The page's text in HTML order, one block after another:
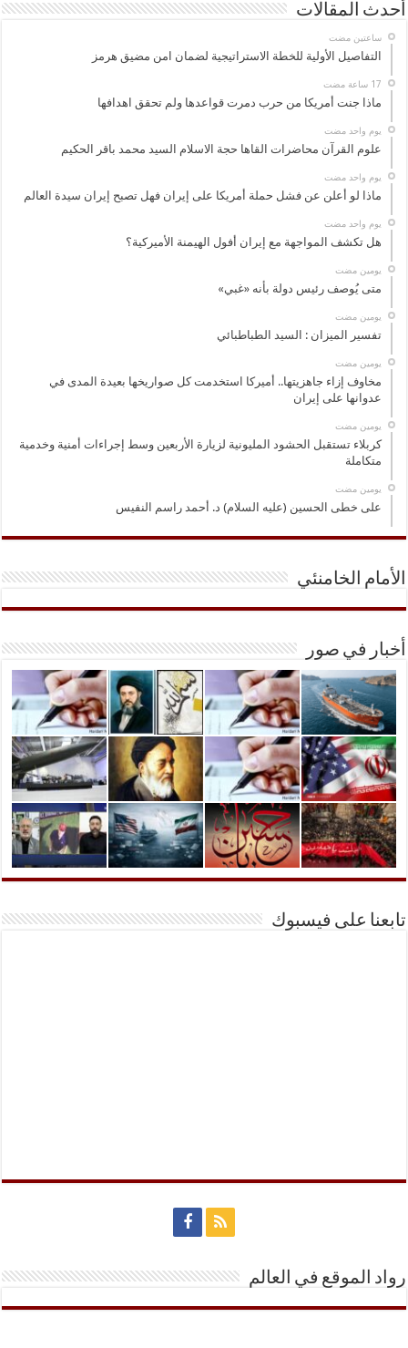
أحدث المقالات
‏ساعتين مضت
التفاصيل الأولية للخطة الاستراتيجية لضمان امن مضيق هرمز
ماذا جنت أمريكا من حرب دمرت قواعدها ولم تحقق اهدافها
‏يوم واحد مضت
علوم القرآن محاضرات القاها حجة الاسلام السيد محمد باقر الحكيم
‏يوم واحد مضت
ماذا لو أعلن عن فشل حملة أمريكا على إيران فهل تصبح إيران سيدة العالم
‏يوم واحد مضت
هل تكشف المواجهة مع إيران أفول الهيمنة الأميركية؟
‏يومين مضت
متى يُوصف رئيس دولة بأنه «غبي»
‏يومين مضت
تفسير الميزان : السيد الطباطبائي
‏يومين مضت
مخاوف إزاء جاهزيتها.. أميركا استخدمت كل صواريخها بعيدة المدى في
عدوانها على إيران
‏يومين مضت
كربلاء تستقبل الحشود المليونية لزيارة الأربعين وسط إجراءات أمنية وخدمية
متكاملة
‏يومين مضت
على خطى الحسين (عليه السلام) د. أحمد راسم النفيس
الأمام الخامنئي
أخبار في صور
تابعنا على فيسبوك
رواد الموقع في العالم